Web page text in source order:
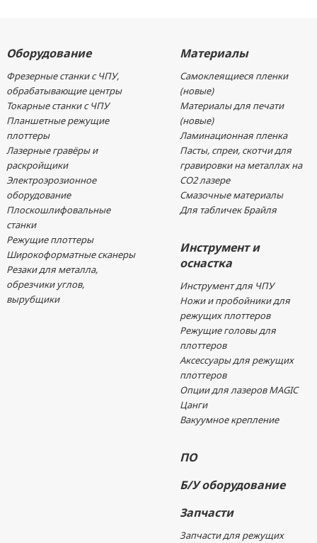
Оборудование
Фрезерные станки с ЧПУ,
обрабатывающие центры
Токарные станки с ЧПУ
Планшетные режущие
плоттеры
Лазерные гравёры и
раскройщики
Электроэрозионное
оборудование
Плоскошлифовальные
станки
Режущие плоттеры
Широкоформатные сканеры
Резаки для металла,
обрезчики углов,
вырубщики
Материалы
Самоклеящиеся пленки
(новые)
Материалы для печати
(новые)
Ламинационная пленка
Пасты, спреи, скотчи для
гравировки на металлах на
CO2 лазере
Смазочные материалы
Для табличек Брайля
Инструмент и
оснастка
Инструмент для ЧПУ
Ножи и пробойники для
режущих плоттеров
Режущие головы для
плоттеров
Аксессуары для режущих
плоттеров
Опции для лазеров MAGIC
Цанги
Вакуумное крепление
ПО
Б/У оборудование
Запчасти
Запчасти для режущих